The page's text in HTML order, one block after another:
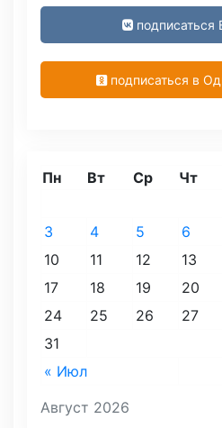
подписаться
подписаться в
Август 2026
Пн Вт Ср Чт
« Июл
3
4 5 6
10
11 12 13
17
18 19 20
24
25 26 27
31